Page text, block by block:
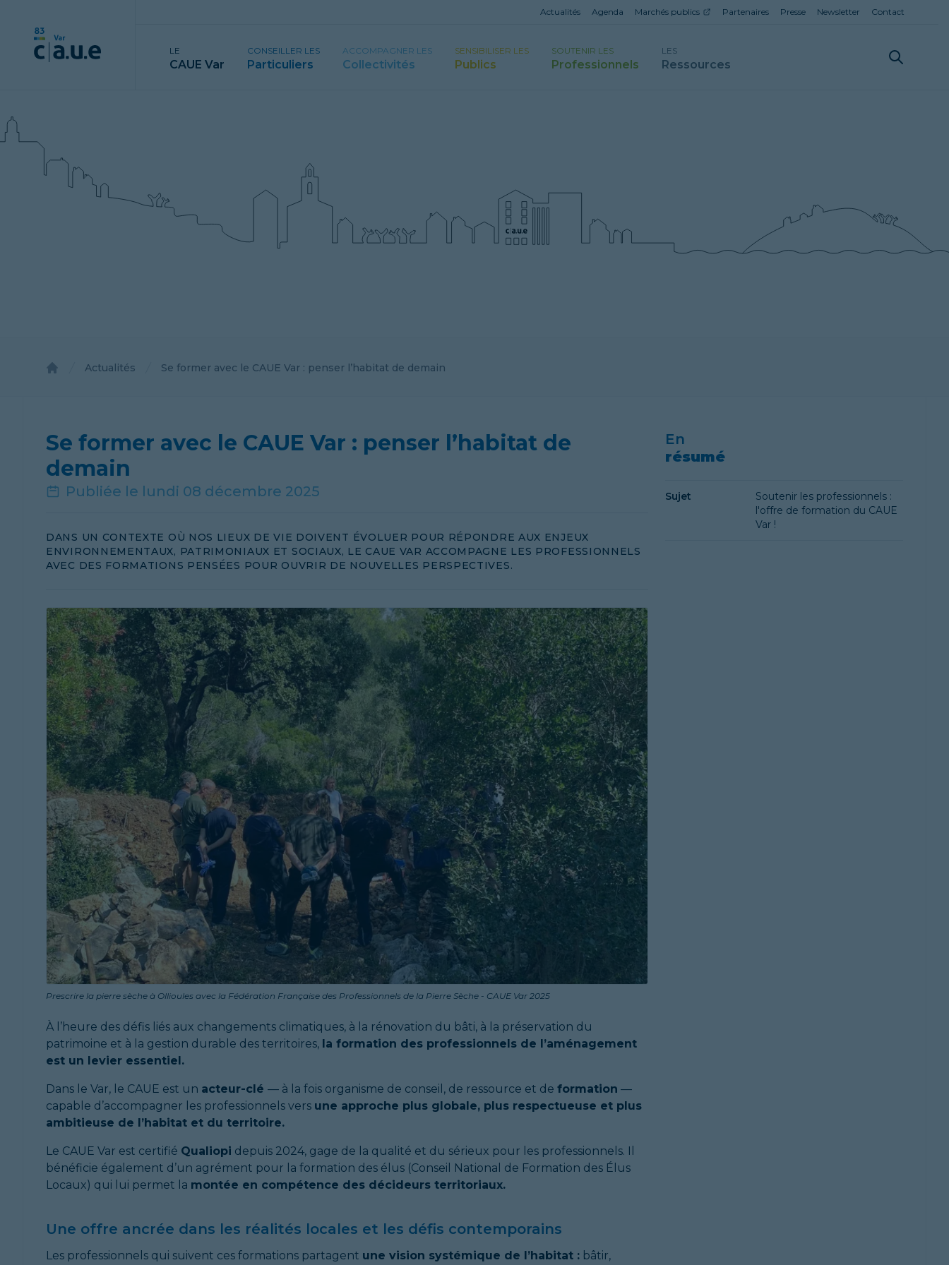
Actualités Agenda Marchés publics Partenaires Presse Newsletter Contact
LE
CAUE Var
CONSEILLER LES
Particuliers
ACCOMPAGNER LES
Collectivités
SENSIBILISER LES
Publics
SOUTENIR LES
Professionnels
LES
Ressources
Actualités Se former avec le CAUE Var : penser l’habitat de demain
Se former avec le CAUE Var : penser l’habitat de
demain
Publiée le lundi 08 décembre 2025
DANS UN CONTEXTE OÙ NOS LIEUX DE VIE DOIVENT ÉVOLUER POUR RÉPONDRE AUX ENJEUX
ENVIRONNEMENTAUX, PATRIMONIAUX ET SOCIAUX, LE CAUE VAR ACCOMPAGNE LES PROFESSIONNELS
AVEC DES FORMATIONS PENSÉES POUR OUVRIR DE NOUVELLES PERSPECTIVES.
Prescrire la pierre sèche à Ollioules avec la Fédération Française des Professionnels de la Pierre Sèche - CAUE Var 2025
À l’heure des défis liés aux changements climatiques, à la rénovation du bâti, à la préservation du
patrimoine et à la gestion durable des territoires, la formation des professionnels de l’aménagement
est un levier essentiel.
Dans le Var, le CAUE est un acteur-clé — à la fois organisme de conseil, de ressource et de formation —
capable d’accompagner les professionnels vers une approche plus globale, plus respectueuse et plus
ambitieuse de l’habitat et du territoire.
Le CAUE Var est certifié Qualiopi depuis 2024, gage de la qualité et du sérieux pour les professionnels. Il
bénéficie également d’un agrément pour la formation des élus (Conseil National de Formation des Élus
Locaux) qui lui permet la montée en compétence des décideurs territoriaux.
Une offre ancrée dans les réalités locales et les défis contemporains
Les professionnels qui suivent ces formations partagent une vision systémique de l’habitat : bâtir,
En
résumé
Sujet
Soutenir les professionnels :
l'offre de formation du CAUE
Var !